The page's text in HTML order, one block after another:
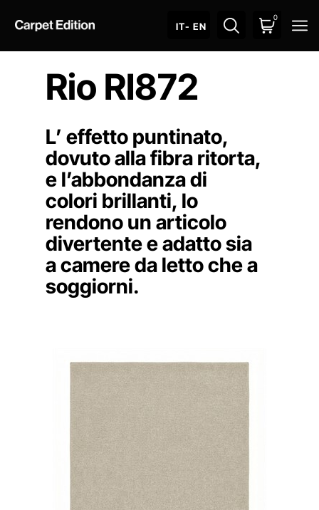
IT- EN
0
Rio RI872
L’ effetto puntinato,
dovuto alla fibra ritorta,
e l’abbondanza di
colori brillanti, lo
rendono un articolo
divertente e adatto sia
a camere da letto che a
soggiorni.